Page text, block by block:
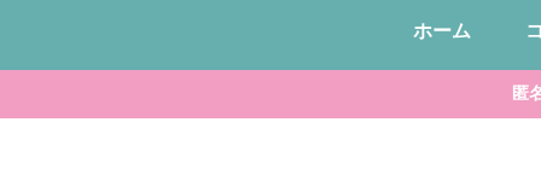
ホーム
匿